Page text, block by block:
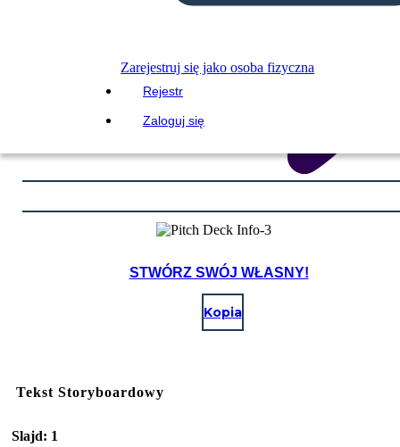
Zarejestruj się jako osoba fizyczna
Rejestr
Zaloguj się
STWÓRZ SWÓJ WŁASNY!
Kopia
Tekst Storyboardowy
Slajd: 1